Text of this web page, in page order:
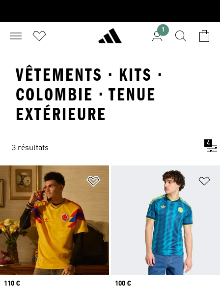
1
VÊTEMENTS · KITS ·
COLOMBIE · TENUE
EXTÉRIEURE
3 résultats
4
Ajouter à la Liste de produits
Prix
110 €
Prix
100 €